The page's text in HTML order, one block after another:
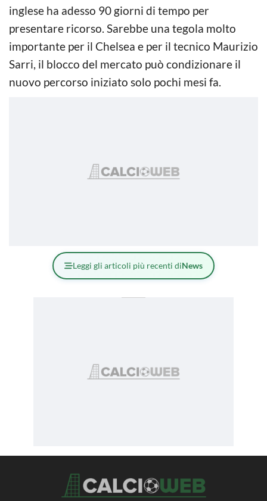
inglese ha adesso 90 giorni di tempo per
presentare ricorso. Sarebbe una tegola molto
importante per il Chelsea e per il tecnico Maurizio
Sarri, il blocco del mercato può condizionare il
nuovo percorso iniziato solo pochi mesi fa.
Leggi gli articoli più recenti diNews